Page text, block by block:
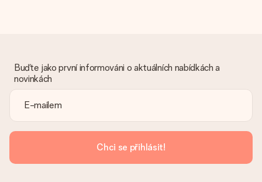
vhodné řešení.
Je faktura odeslána spolu s objednávkou?
vždy v potvrzovacím e-mailu a vždy ji najdete ve svém účtu
MySurprise. To znamená, že můžete dar doručit přímo
příjemci, což je opravdovým překvapením!
Buďte jako první informováni o aktuálních nabídkách a
novinkách
Chci se přihlásit!